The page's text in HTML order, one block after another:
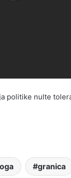
politike nulte
granica